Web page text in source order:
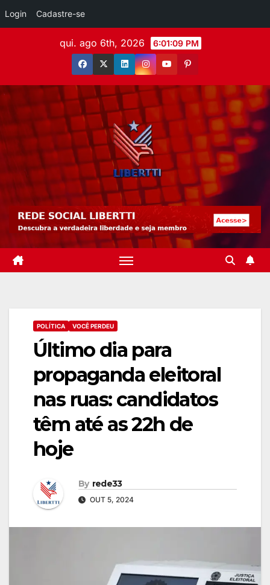
Login Cadastre-se
qui. ago 6th, 2026 6:01:10 PM
POLÍTICA VOCÊ PERDEU
Último dia para
propaganda eleitoral
nas ruas: candidatos
têm até as 22h de
hoje
By rede33
OUT 5, 2024